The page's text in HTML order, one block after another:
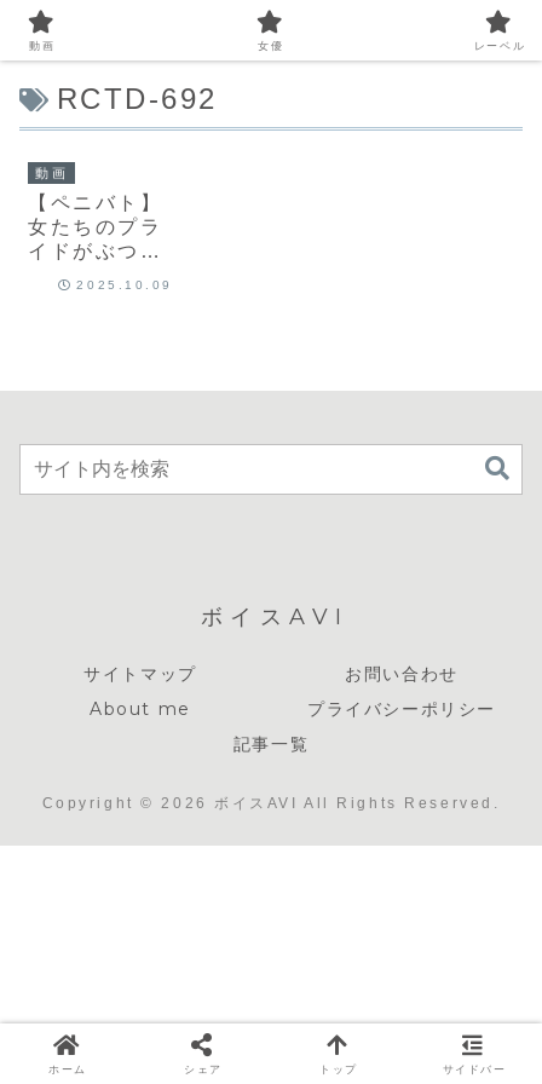
RCTD-692
動画
【ペニバト】
女たちのプラ
イドがぶつか
り合う瞬間｜
子・南條彩｜
2025.10.09
ボイスAVI
サイトマップ
お問い合わせ
About me
プライバシーポリシー
記事一覧
Copyright © 2026 ボイスAVI All Rights Reserved.
動画 女優 レーベル
ホーム シェア トップ サイドバー